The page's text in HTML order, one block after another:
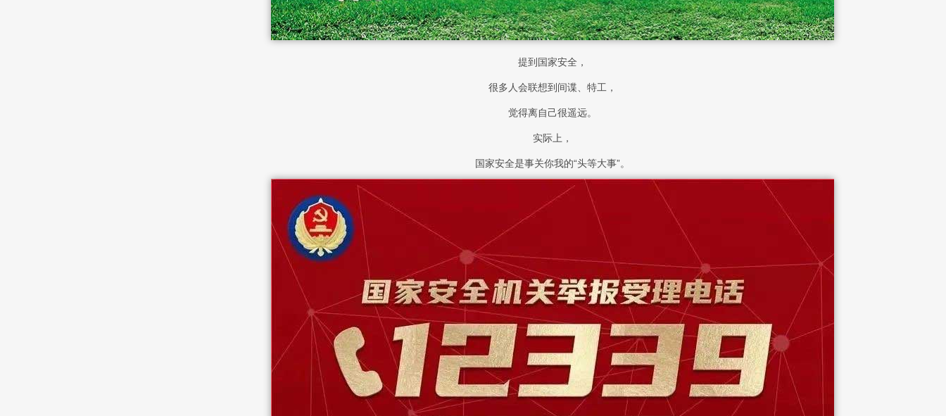
提到国家安全，
很多人会联想到间谍、特工，
觉得离自己很遥远。
实际上，
国家安全是事关你我的“头等大事”。